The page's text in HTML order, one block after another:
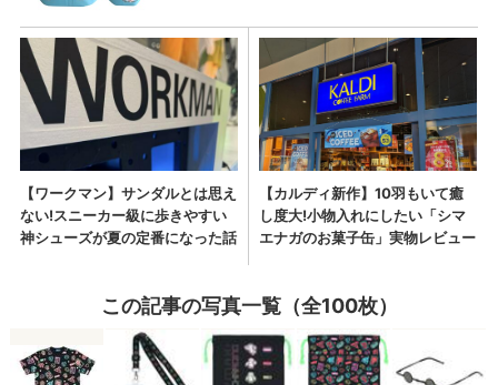
この記事の写真一覧（全100枚）